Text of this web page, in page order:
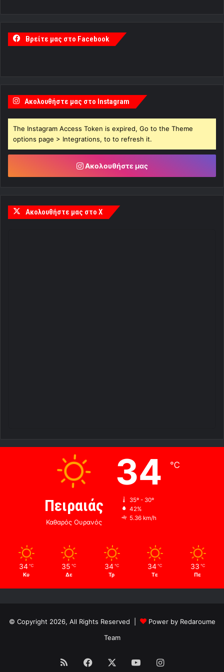
Βρείτε μας στο Facebook
Ακολουθήστε μας στο Instagram
The Instagram Access Token is expired, Go to the Theme
options page > Integrations, to to refresh it.
Ακολουθήστε μας
Ακολουθήστε μας στο X
Πειραιάς
Καθαρός Ουρανός
34 ℃
35º - 30º
42%
5.36 km/h
34 ℃
Κυ
35 ℃
Δε
34 ℃
Τρ
34 ℃
Τε
33 ℃
Πε
© Copyright 2026, All Rights Reserved |
Power by Redaroume
Team
RSS Facebook YouTubeInstagram